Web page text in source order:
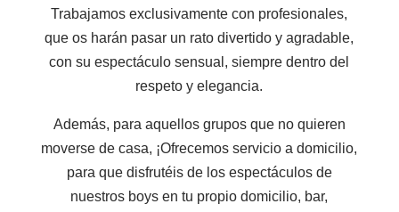
Trabajamos exclusivamente con profesionales,
que os harán pasar un rato divertido y agradable,
con su espectáculo sensual, siempre dentro del
respeto y elegancia.
Además, para aquellos grupos que no quieren
moverse de casa, ¡Ofrecemos servicio a domicilio,
para que disfrutéis de los espectáculos de
nuestros boys en tu propio domicilio, bar,